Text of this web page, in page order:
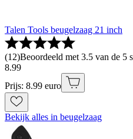
Talen Tools beugelzaag 21 inch
(12)Beoordeeld met 3.5 van de 5
8.99
Prijs: 8.99 euro
Bekijk alles in beugelzaag